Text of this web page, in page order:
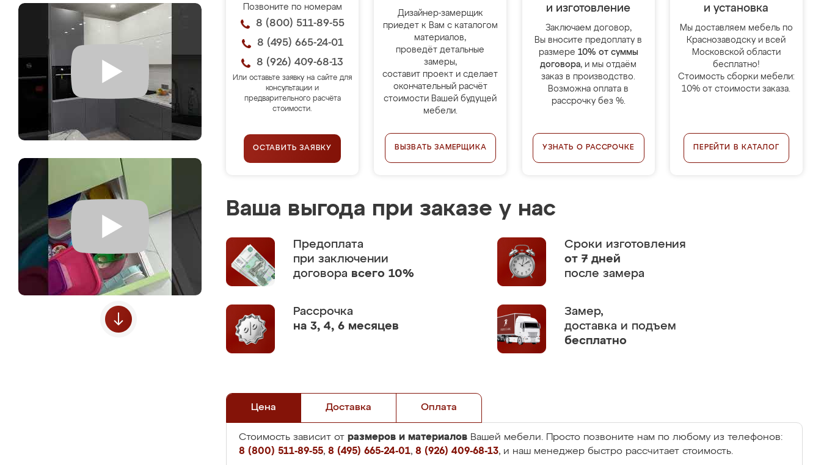
Позвоните по номерам
8 (800) 511-89-55
8 (495) 665-24-01
8 (926) 409-68-13
Или оставьте заявку на сайте для
консультации и
предварительного расчёта
стоимости.
ОСТАВИТЬ ЗАЯВКУ
Дизайнер-замерщик
приедет к Вам с каталогом
материалов,
проведёт детальные
замеры,
составит проект и сделает
окончательный расчёт
стоимости Вашей будущей
мебели.
ВЫЗВАТЬ ЗАМЕРЩИКА
и изготовление
Заключаем договор,
Вы вносите предоплату в
размере 10% от суммы
договора, и мы отдаём
заказ в производство.
Возможна оплата в
рассрочку без %.
УЗНАТЬ О РАССРОЧКЕ
и установка
Мы доставляем мебель по
Краснозаводску и всей
Московской области
бесплатно!
Стоимость сборки мебели:
10% от стоимости заказа.
ПЕРЕЙТИ В КАТАЛОГ
Ваша выгода при заказе у нас
Предоплата
при заключении
договора всего 10%
Сроки изготовления
от 7 дней
после замера
Рассрочка
на 3, 4, 6 месяцев
Замер,
доставка и подъем
бесплатно
Цена Доставка Оплата
Стоимость зависит от размеров и материалов Вашей мебели. Просто позвоните нам по любому из телефонов:
8 (800) 511-89-55, 8 (495) 665-24-01, 8 (926) 409-68-13, и наш менеджер быстро рассчитает стоимость.